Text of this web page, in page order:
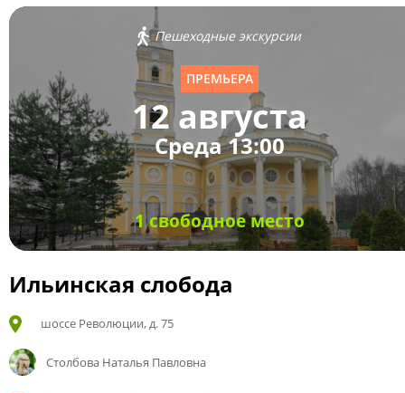
Пешеходные экскурсии
ПРЕМЬЕРА
12 августа
Среда 13:00
1 свободное место
Ильинская слобода
шоссе Революции, д. 75
Столбова Наталья Павловна